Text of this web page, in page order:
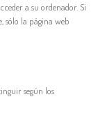
a su ordenador. Si
sólo la página web
según los